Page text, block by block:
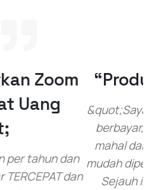
Sangat Solid!”
ingin membuat webinar
lunak lain sangat
LiveWebinar sangat
dengan biayanya.
senang dan sangat